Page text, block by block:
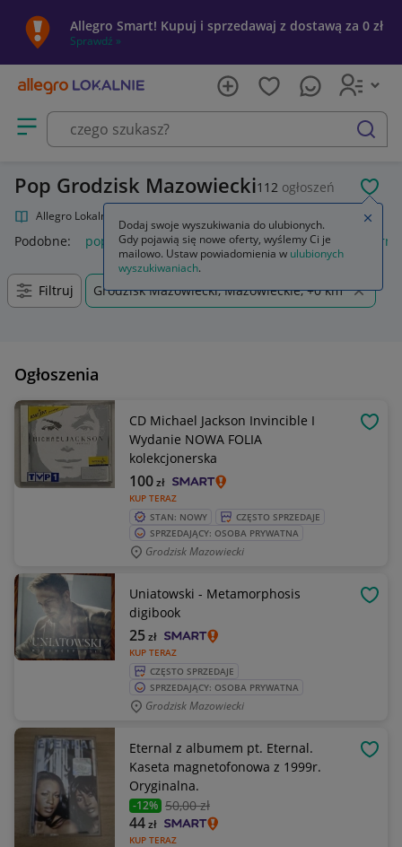
Allegro Smart! Kupuj i sprzedawaj z dostawą za 0 zł
Sprawdź »
Otwórz menu z kategoriami
szukaj
Pop Grodzisk Mazowiecki112 ogłoszeń
Allegro Lokalnie
Podobne: pop funko pop k pop demon hunters popcorn
Filtruj Grodzisk Mazowiecki, Mazowieckie, +0 km
Ogłoszenia
CD Michael Jackson Invincible I
Wydanie NOWA FOLIA
kolekcjonerska
KUP TERAZ
100zł
STAN: NOWY
CZĘSTO SPRZEDAJE
SPRZEDAJĄCY: OSOBA PRYWATNA
Grodzisk Mazowiecki
Uniatowski - Metamorphosis
digibook
KUP TERAZ
25zł
CZĘSTO SPRZEDAJE
SPRZEDAJĄCY: OSOBA PRYWATNA
Grodzisk Mazowiecki
Eternal z albumem pt. Eternal.
Kaseta magnetofonowa z 1999r.
Oryginalna.
-12% 50,00 zł
KUP TERAZ
44zł
Dodaj swoje wyszukiwania do ulubionych.
Gdy pojawią się nowe oferty, wyślemy Ci je
mailowo. Ustaw powiadomienia w ulubionych
wyszukiwaniach.